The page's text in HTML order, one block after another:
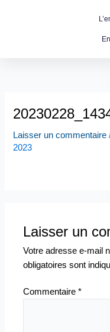
Laisser un commentaire
2023
Laisser un
Votre adresse e-mail
obligatoires sont
Commentaire*